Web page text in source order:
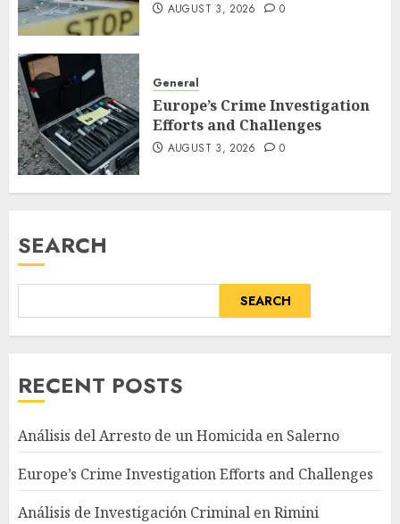
AUGUST 3, 2026 0
General
Europe’s Crime Investigation
Efforts and Challenges
AUGUST 3, 2026 0
SEARCH
SEARCH
RECENT POSTS
Análisis del Arresto de un Homicida en Salerno
Europe’s Crime Investigation Efforts and Challenges
Análisis de Investigación Criminal en Rimini